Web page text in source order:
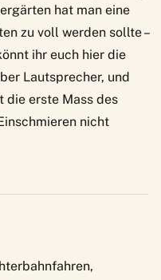
hat man eine
zu voll werden sollte –
ihr euch hier die
Lautsprecher, und
die erste Mass des
nicht